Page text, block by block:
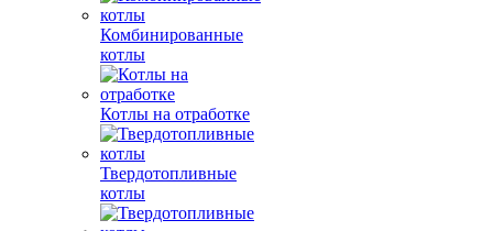
Комбинированные
котлы
Котлы на отработке
Твердотопливные
котлы